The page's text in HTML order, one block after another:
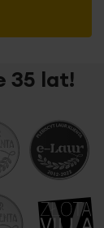
35 lat!